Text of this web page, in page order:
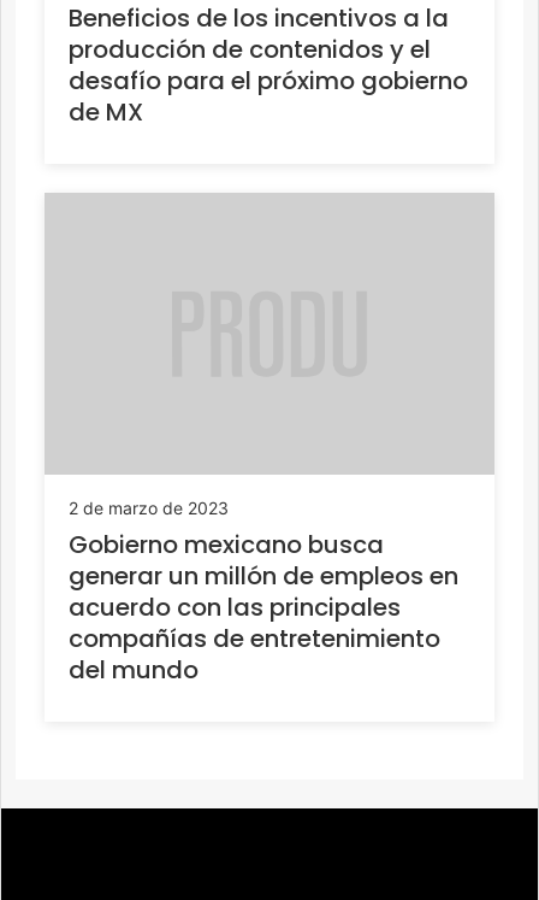
Beneficios de los incentivos a la
producción de contenidos y el
desafío para el próximo gobierno
de MX
2 de marzo de 2023
Gobierno mexicano busca
generar un millón de empleos en
acuerdo con las principales
compañías de entretenimiento
del mundo